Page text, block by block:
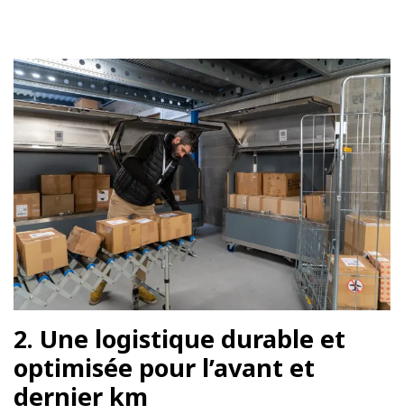
2. Une logistique durable et
optimisée pour l’avant et
dernier km